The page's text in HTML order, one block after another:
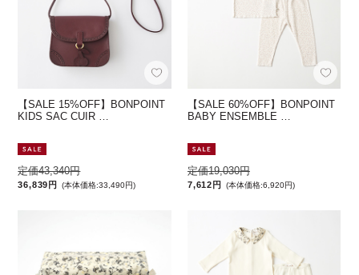
【SALE 15%OFF】BONPOINT
KIDS SAC CUIR …
定価43,340円
36,839円 (本体価格:33,490円)
【SALE 60%OFF】BONPOINT
BABY ENSEMBLE …
定価19,030円
7,612円 (本体価格:6,920円)